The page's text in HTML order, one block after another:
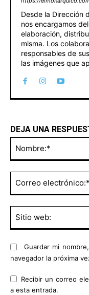
Desde la Dirección
nos encargamos
elaboración,
misma. Los
responsables de
las imágenes que
DEJA UNA
Guardar mi
navegador la próxima
Recibir un correo
a esta entrada.